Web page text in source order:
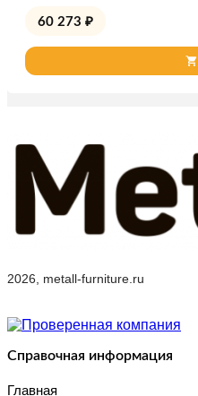
60 273 ₽
2026, metall-furniture.ru
Справочная информация
Главная